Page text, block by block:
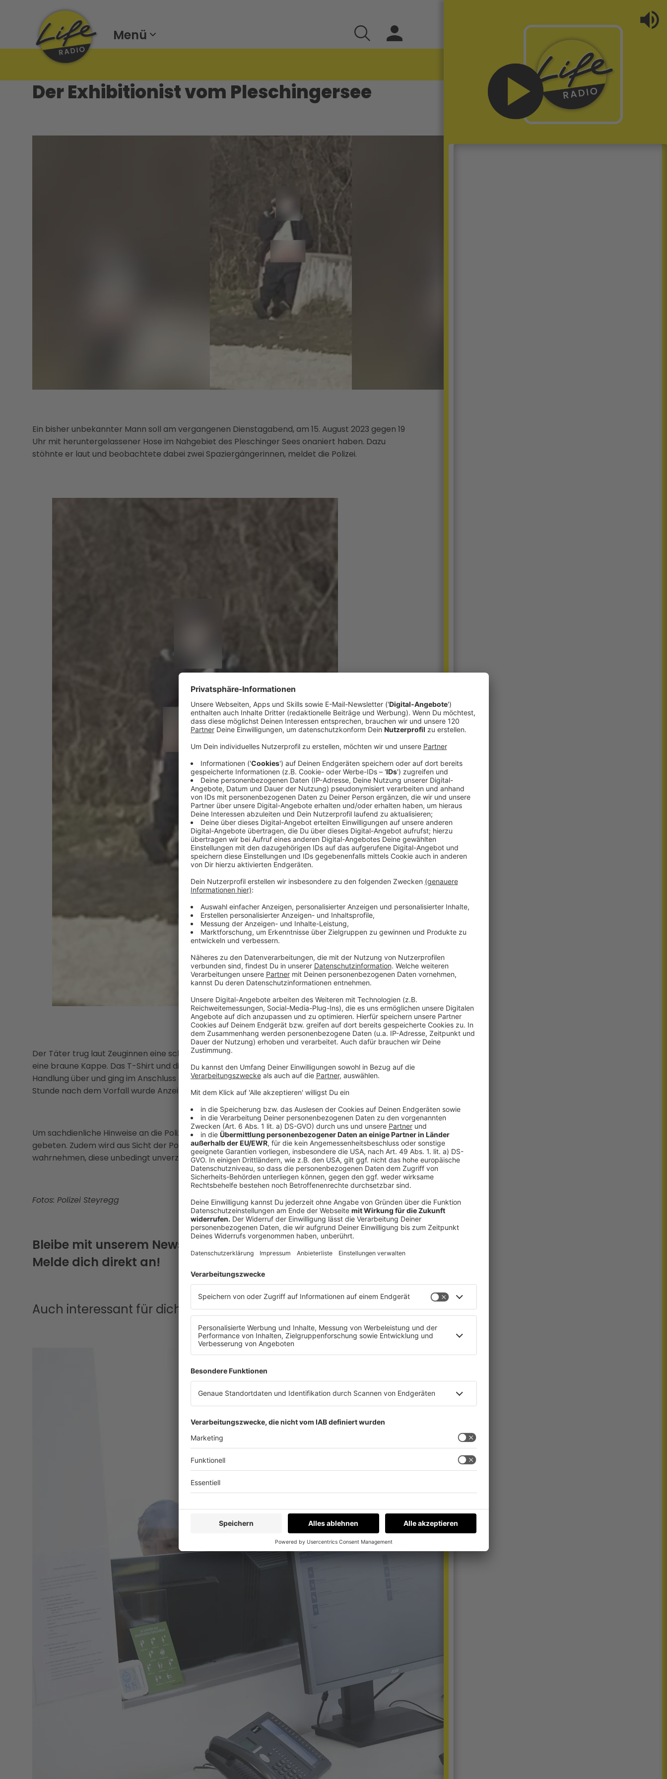
Menü
Der Exhibitionist vom Pleschingersee
Ein bisher unbekannter Mann soll am vergangenen Dienstagabend, am 15. August 2023 gegen 19
Uhr mit heruntergelassener Hose im Nahgebiet des Pleschinger Sees onaniert haben. Dazu
stöhnte er laut und beobachtete dabei zwei Spaziergängerinnen, meldet die Polizei.
Der Täter trug laut Zeuginnen eine schwarze kurze Hose, ein schwarzes T-Shirt mit Aufdruck und
eine braune Kappe. Das T-Shirt und die Kappe zog er sich aber erst nach Vollendung seiner
Handlung über und ging im Anschluss am Donauradweg Richtung Steyregg davon. Etwa eine
Stunde nach dem Vorfall wurde Anzeige erstattet. Eine Fahndung blieb bislang ergebnislos.
Um sachdienliche Hinweise an die Polizeiinspektion Steyregg unter 059133/4339-100 wird
gebeten. Zudem wird aus Sicht der Polizei geraten, sollte jemand derartige Beobachtungen
wahrnehmen, diese unbedingt unverzüglich über Polizeinotruf zu melden!
Fotos: Polizei Steyregg
Bleibe mit unserem Newsletter immer auf dem Laufenden.
Melde dich direkt an!
Auch interessant für dich